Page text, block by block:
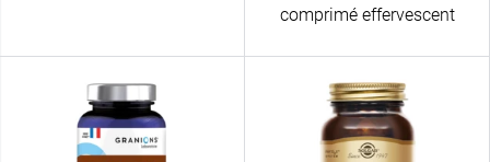
comprimé effervescent